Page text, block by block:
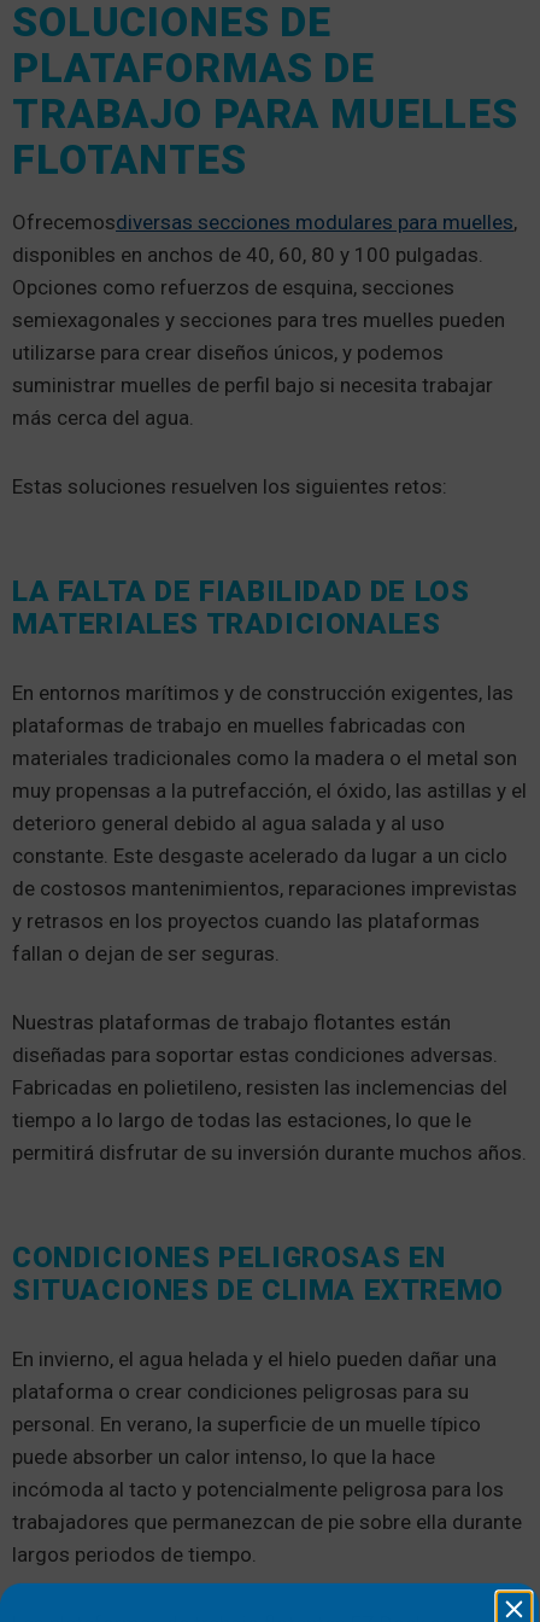
SOLUCIONES DE
PLATAFORMAS DE
TRABAJO PARA MUELLES
FLOTANTES
Ofrecemosdiversas secciones modulares para muelles,
disponibles en anchos de 40, 60, 80 y 100 pulgadas.
Opciones como refuerzos de esquina, secciones
semiexagonales y secciones para tres muelles pueden
utilizarse para crear diseños únicos, y podemos
suministrar muelles de perfil bajo si necesita trabajar
más cerca del agua.
Estas soluciones resuelven los siguientes retos:
LA FALTA DE FIABILIDAD DE LOS
MATERIALES TRADICIONALES
En entornos marítimos y de construcción exigentes, las
plataformas de trabajo en muelles fabricadas con
materiales tradicionales como la madera o el metal son
muy propensas a la putrefacción, el óxido, las astillas y el
deterioro general debido al agua salada y al uso
constante. Este desgaste acelerado da lugar a un ciclo
de costosos mantenimientos, reparaciones imprevistas
y retrasos en los proyectos cuando las plataformas
fallan o dejan de ser seguras.
Nuestras plataformas de trabajo flotantes están
diseñadas para soportar estas condiciones adversas.
Fabricadas en polietileno, resisten las inclemencias del
tiempo a lo largo de todas las estaciones, lo que le
permitirá disfrutar de su inversión durante muchos años.
CONDICIONES PELIGROSAS EN
SITUACIONES DE CLIMA EXTREMO
En invierno, el agua helada y el hielo pueden dañar una
plataforma o crear condiciones peligrosas para su
personal. En verano, la superficie de un muelle típico
puede absorber un calor intenso, lo que la hace
incómoda al tacto y potencialmente peligrosa para los
trabajadores que permanezcan de pie sobre ella durante
largos periodos de tiempo.